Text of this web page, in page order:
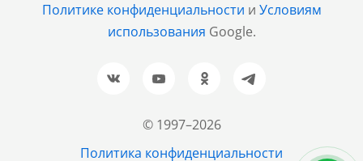
© 1997–2026
Политика конфиденциальности
Политике конфиденциальности и Условиям
использования Google.
Барнаул
+7 (961) 999-93-93
Новосибирск